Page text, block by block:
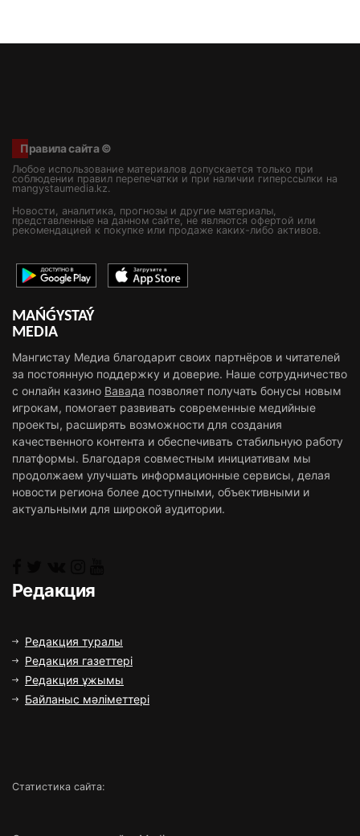
Правила сайта ©
Любое использование материалов допускается только при
соблюдении правил перепечатки и при наличии гиперссылки на
mangystaumedia.kz.
Новости, аналитика, прогнозы и другие материалы,
представленные на данном сайте, не являются офертой или
рекомендацией к покупке или продаже каких-либо активов.
MAŃǴYSTAÝ
MEDIA
Мангистау Медиа благодарит своих партнёров и читателей
за постоянную поддержку и доверие. Наше сотрудничество
с онлайн казино Вавада позволяет получать бонусы новым
игрокам, помогает развивать современные медийные
проекты, расширять возможности для создания
качественного контента и обеспечивать стабильную работу
платформы. Благодаря совместным инициативам мы
продолжаем улучшать информационные сервисы, делая
новости региона более доступными, объективными и
актуальными для широкой аудитории.
Редакция
Редакция туралы
Редакция газеттері
Редакция ұжымы
Байланыс мәліметтері
Статистика сайта: